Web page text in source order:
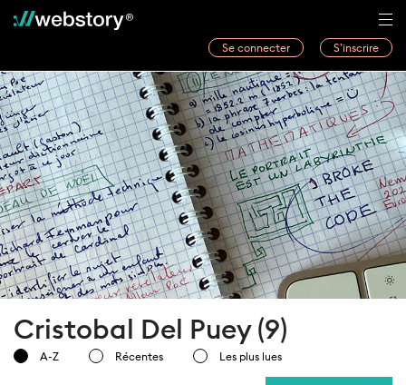
Se connecter S’inscrire
Histoires
Webwriters
Concours
Actualités
À propos
Cristobal Del Puey (9)
A-Z Récentes Les plus lues